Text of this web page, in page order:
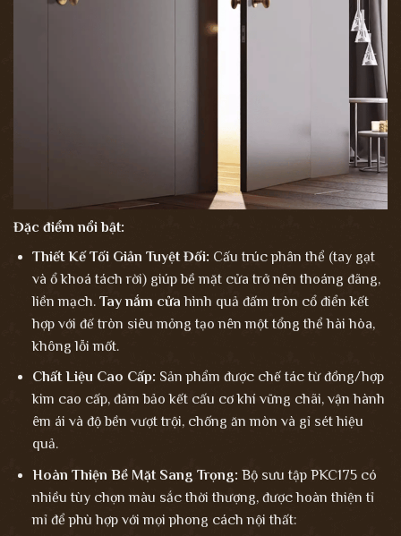
Đặc điểm nổi bật:
Thiết Kế Tối Giản Tuyệt Đối: Cấu trúc phân thể (tay gạt
và ổ khoá tách rời) giúp bề mặt cửa trở nên thoáng đãng,
liền mạch. Tay nắm cửa hình quả đấm tròn cổ điển kết
hợp với đế tròn siêu mỏng tạo nên một tổng thể hài hòa,
không lỗi mốt.
Chất Liệu Cao Cấp: Sản phẩm được chế tác từ đồng/hợp
kim cao cấp, đảm bảo kết cấu cơ khí vững chãi, vận hành
êm ái và độ bền vượt trội, chống ăn mòn và gỉ sét hiệu
quả.
Hoàn Thiện Bề Mặt Sang Trọng: Bộ sưu tập PKC175 có
nhiều tùy chọn màu sắc thời thượng, được hoàn thiện tỉ
mỉ để phù hợp với mọi phong cách nội thất: